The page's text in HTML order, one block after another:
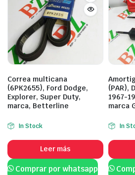
Correa multicana
(6PK2655), Ford Dodge,
Explorer, Super Duty,
marca, Betterline
In Stock
Leer más
Comprar por whatsapp
(PAR),
1967-
marca
In